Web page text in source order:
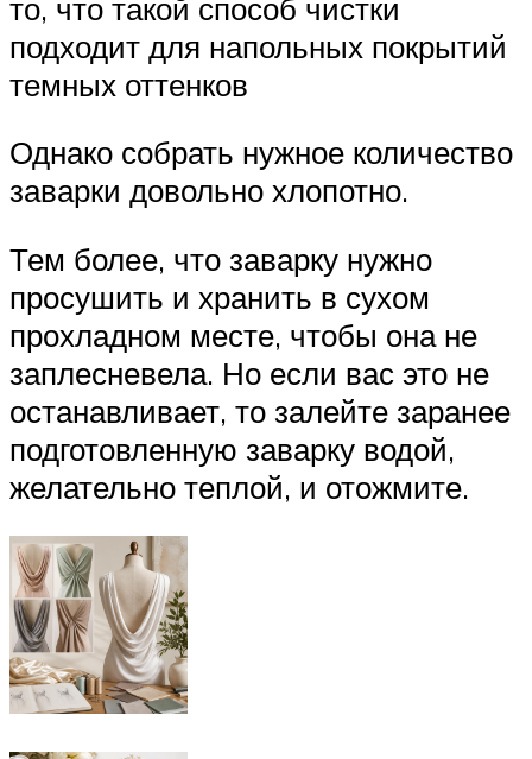
то, что такой способ чистки
подходит для напольных покрытий
темных оттенков
Однако собрать нужное количество
заварки довольно хлопотно.
Тем более, что заварку нужно
просушить и хранить в сухом
прохладном месте, чтобы она не
заплесневела. Но если вас это не
останавливает, то залейте заранее
подготовленную заварку водой,
желательно теплой, и отожмите.